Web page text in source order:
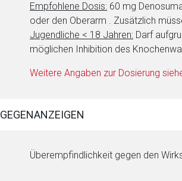
Empfohlene Dosis: 60 mg
oder den Oberarm . Zusätzlich
Jugendliche < 18 Jahren: Darf
möglichen Inhibition des
Weitere Angaben zur Dosierung
GEGENANZEIGEN
Überempfindlichkeit gegen den